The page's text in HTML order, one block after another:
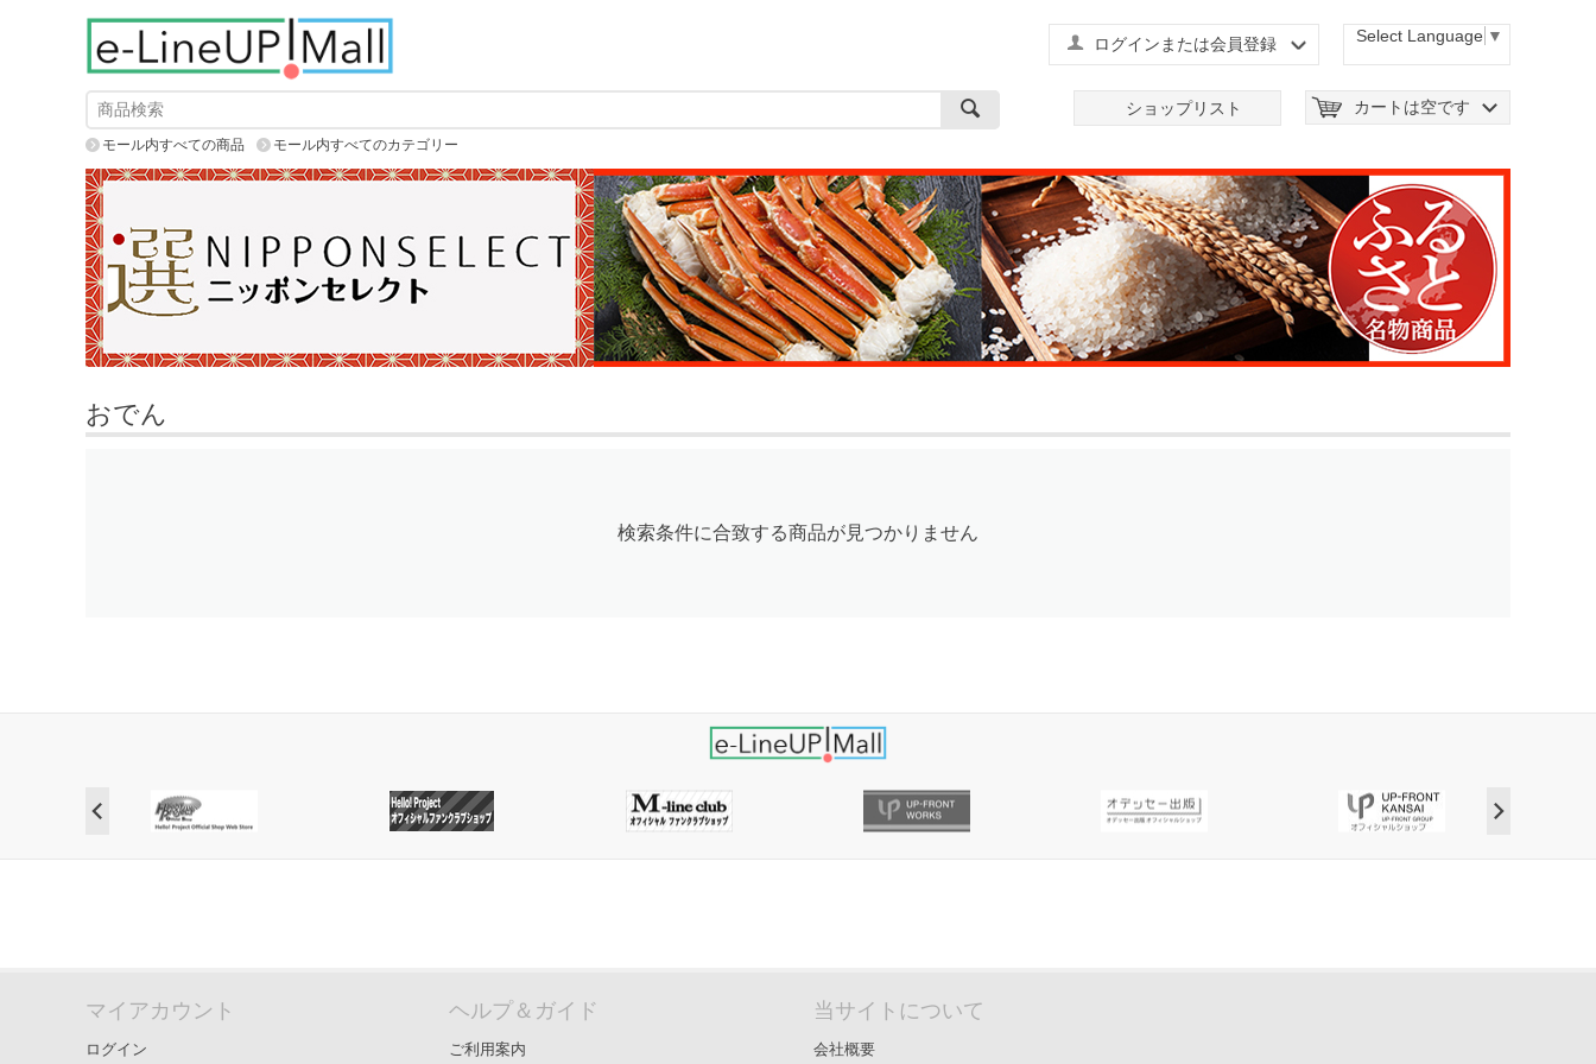
Select Language ▼
ログインまたは会員登録
カートは空です
ショップリスト
モール内すべての商品 モール内すべてのカテゴリー
おでん
検索条件に合致する商品が見つかりません
マイアカウント
ログイン
ヘルプ＆ガイド
ご利用案内
当サイトについて
会社概要